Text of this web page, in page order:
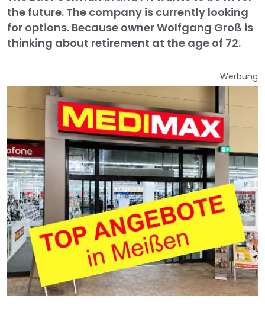
the future. The company is currently looking
for options. Because owner Wolfgang Groß is
thinking about retirement at the age of 72.
Werbung